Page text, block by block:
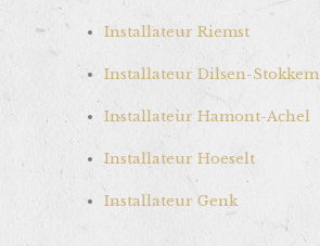
Installateur Riemst
Installateur Dilsen-Stokkem
Installateur Hamont-Achel
Installateur Hoeselt
Installateur Genk